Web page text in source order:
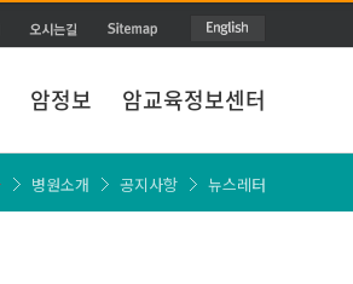
암정보 암교육정보센터
병원소개 공지사항 뉴스레터